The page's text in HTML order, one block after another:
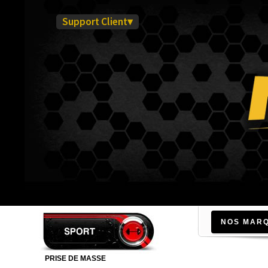
Support Client▾
PRISE DE MASSE
NOS